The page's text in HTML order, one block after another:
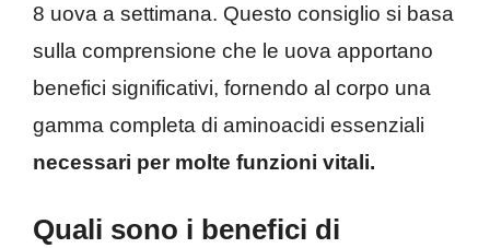
8 uova a settimana. Questo consiglio si basa
sulla comprensione che le uova apportano
benefici significativi, fornendo al corpo una
gamma completa di aminoacidi essenziali
necessari per molte funzioni vitali.
Quali sono i benefici di